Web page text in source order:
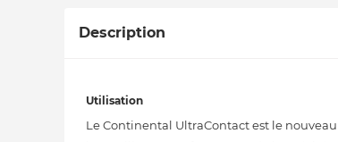
Description
Utilisation
Le Continental UltraContact est le